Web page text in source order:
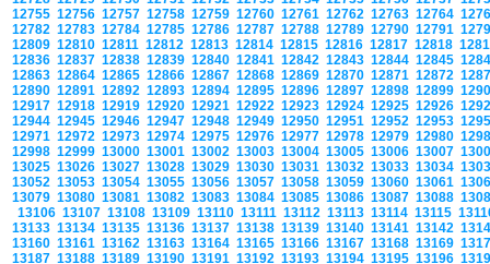
12755 12756 12757 12758 12759 12760 12761 12762 12763 12764
12782 12783 12784 12785 12786 12787 12788 12789 12790 12791
12809 12810 12811 12812 12813 12814 12815 12816 12817 12818
12836 12837 12838 12839 12840 12841 12842 12843 12844 12845
12863 12864 12865 12866 12867 12868 12869 12870 12871 12872
12890 12891 12892 12893 12894 12895 12896 12897 12898 12899
12917 12918 12919 12920 12921 12922 12923 12924 12925 12926
12944 12945 12946 12947 12948 12949 12950 12951 12952 12953
12971 12972 12973 12974 12975 12976 12977 12978 12979 12980
12998 12999 13000 13001 13002 13003 13004 13005 13006 13007
13025 13026 13027 13028 13029 13030 13031 13032 13033 13034
13052 13053 13054 13055 13056 13057 13058 13059 13060 13061
13079 13080 13081 13082 13083 13084 13085 13086 13087 13088
13106 13107 13108 13109 13110 13111 13112 13113 13114 13115
13133 13134 13135 13136 13137 13138 13139 13140 13141 13142
13160 13161 13162 13163 13164 13165 13166 13167 13168 13169
13187 13188 13189 13190 13191 13192 13193 13194 13195 13196